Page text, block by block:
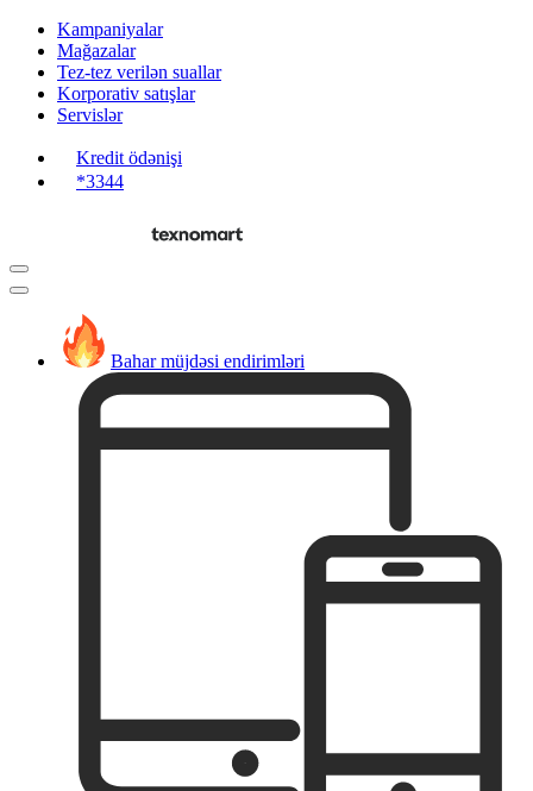
Kampaniyalar
Mağazalar
Tez-tez verilən suallar
Korporativ satışlar
Servislər
Kredit ödənişi
*3344
Bahar müjdəsi endirimləri